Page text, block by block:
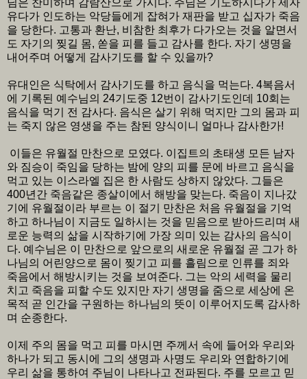
유다가 인도하는 악당들에게 잡혀가 재판을 받고 십자가 죽음
을 당한다. 고통과 환난, 비참한 최후가 다가오는 것을 알면서
도 자기의 찢길 몸, 쏟을 피를 들고 감사를 한다. 자기 생명을
내어주며 어떻게 감사기도를 할 수 있을까?
유대인은 식탁에서 감사기도를 하고 음식을 먹는다. 4복음서
에 기록된 예수님의 24기도중 12번이 감사기도인데 10회는
음식을 먹기 전 감사다. 음식은 살기 위해 먹지만 그의 몸과 피
는 죽지 않은 영생을 주는 참된 양식이니 얼마나 감사한가!
이들은 유월절 만찬으로 모였다. 이집트의 초태생 모든 남자
와 짐승이 죽임을 당하는 밤에 양의 피를 문에 바르고 음식을
먹고 있는 이스라엘 집은 한 사람도 상하지 않았다. 그들은
400년간 죽음같은 종살이에서 해방을 맞는다. 죽음이 지나갔
기에 유월절이라 부르는 이 절기 만찬은 처음 유월절을 기억
하고 하나님이 지금도 일하시는 것을 믿음으로 받아드리며 새
로운 능력의 삶을 시작하기에 가장 의미 있는 감사의 음식이
다. 예수님은 이 만찬으로 앞으로의 새로운 유월절 곧 그가 하
나님의 어린양으로 몸이 찢기고 피를 흘림으로 인류를 죄와
죽음에서 해방시키는 것을 보여준다. 그는 악의 세력을 물리
치고 죽음을 피할 수도 있지만 자기 생명을 줌으로 세상에 온
목적 곧 인간을 구원하는 하나님의 뜻이 이루어지도록 감사하
며 순종한다.
이제 주의 몸을 먹고 피를 마시면 주께서 속에 들어와 우리와
하나가 되고 동시에 그의 생명과 사명도 우리와 연합하기에
우리 삶을 통하여 주님이 나타나고 전파된다. 주를 모르고 믿